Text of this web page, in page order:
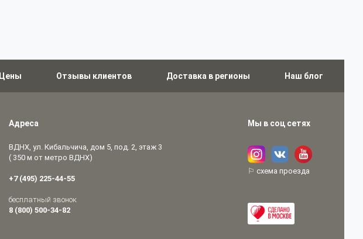
Цены Отзывы клиентов Доставка в регионы Наш блог
Адреса
ВДНХ, ул. Кибальчича, дом 5, под. 2, этаж 3
( 350 м от метро ВДНХ)
+7 (495) 225-44-55
бесплатный звонок
8 (800) 500-34-82
Мы в соц сетях
⚐ схема проезда